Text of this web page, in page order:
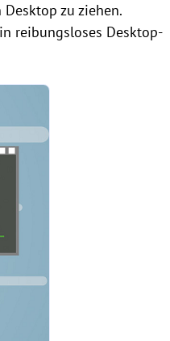
zu ziehen.
reibungsloses Desktop-